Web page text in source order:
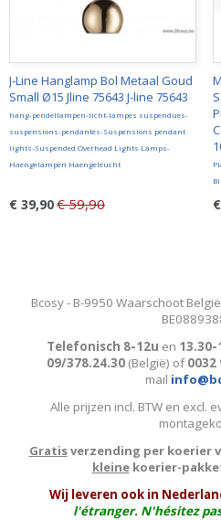
J-Line Hanglamp Bol Metaal Goud
Small Ø15 Jline 75643 J-line 75643
hang-pendellampen-licht-lampes suspendues-
suspensions-pendantes-Suspensions pendant
lights-Suspended Overhead Lights Lamps-
Haengelampen Haengeleucht
€ 39,90€ 59,90
Bcosy - B-9950 Waarschoot
Telefonisch 8-12u en
09/378.24.30 (België) of0032
mail
Alle prijzen incl. BTW en excl.
Gratisverzending per koerier
kleinekoerier-
Wij leveren ook in
l'étranger. N'hésitez